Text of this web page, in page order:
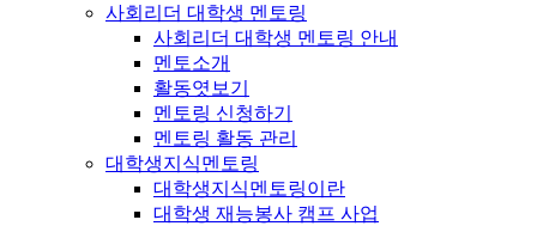
사회리더 대학생 멘토링
사회리더 대학생 멘토링 안내
멘토소개
활동엿보기
멘토링 신청하기
멘토링 활동 관리
대학생지식멘토링
대학생지식멘토링이란
대학생 재능봉사 캠프 사업